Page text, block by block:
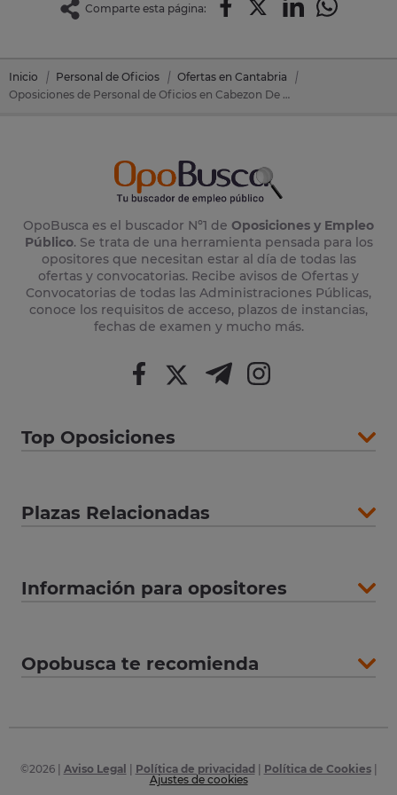
Comparte esta página:
Inicio Personal de Oficios
Ofertas en Cantabria
Oposiciones de Personal de Oficios en Cabezon De Liebana (Cantabria)
OpoBusca es el buscador Nº1 de Oposiciones y Empleo
Público. Se trata de una herramienta pensada para los
opositores que necesitan estar al día de todas las
ofertas y convocatorias. Recibe avisos de Ofertas y
Convocatorias de todas las Administraciones Públicas,
conoce los requisitos de acceso, plazos de instancias,
fechas de examen y mucho más.
Top Oposiciones
Plazas Relacionadas
Información para opositores
Opobusca te recomienda
©2026| Aviso Legal Política de privacidad Política de Cookies|
Ajustes de cookies